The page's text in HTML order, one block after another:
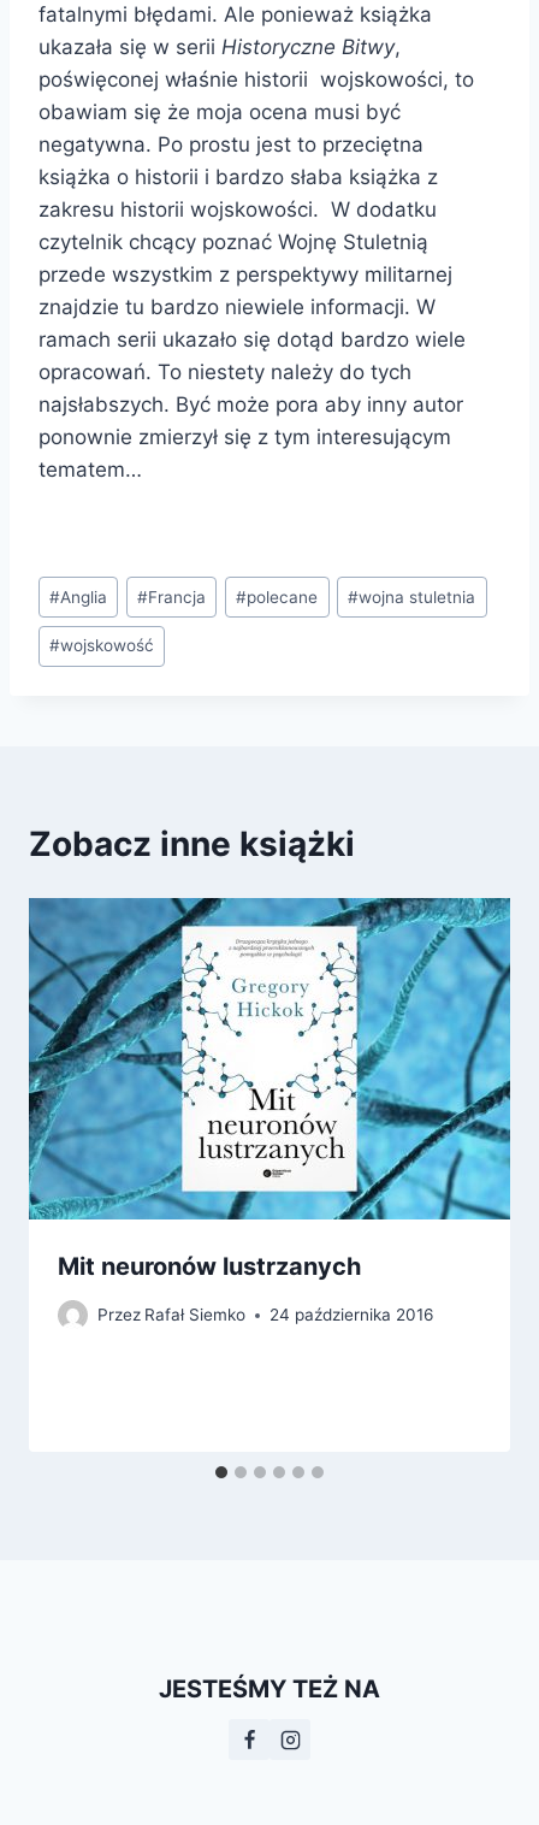
fatalnymi błędami. Ale ponieważ książka
ukazała się w serii Historyczne Bitwy,
poświęconej właśnie historii wojskowości, to
obawiam się że moja ocena musi być
negatywna. Po prostu jest to przeciętna
książka o historii i bardzo słaba książka z
zakresu historii wojskowości. W dodatku
czytelnik chcący poznać Wojnę Stuletnią
przede wszystkim z perspektywy militarnej
znajdzie tu bardzo niewiele informacji. W
ramach serii ukazało się dotąd bardzo wiele
opracowań. To niestety należy do tych
najsłabszych. Być może pora aby inny autor
ponownie zmierzył się z tym interesującym
tematem…
Tagi
wpisu:
#Anglia #Francja #polecane #wojna stuletnia
#wojskowość
Zobacz inne książki
Mit neuronów lustrzanych
Przez Rafał Siemko 24 października 2016
JESTEŚMY TEŻ NA